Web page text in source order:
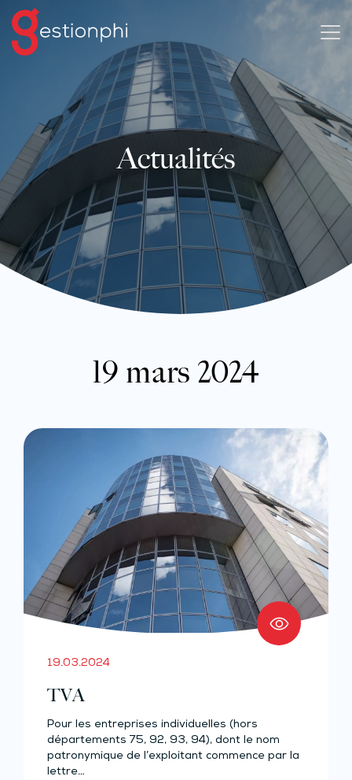
Actualités
19 mars 2024
19.03.2024
TVA
Pour les entreprises individuelles (hors
départements 75, 92, 93, 94), dont le nom
patronymique de l’exploitant commence par la
lettre…